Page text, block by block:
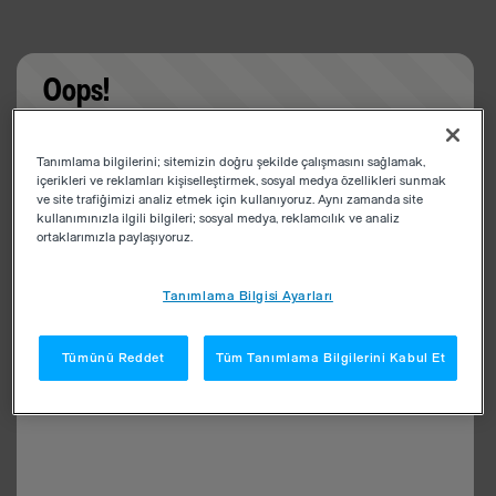
Oops!
app
Tanımlama bilgilerini; sitemizin doğru şekilde çalışmasını sağlamak,
içerikleri ve reklamları kişiselleştirmek, sosyal medya özellikleri sunmak
ve site trafiğimizi analiz etmek için kullanıyoruz. Aynı zamanda site
kullanımınızla ilgili bilgileri; sosyal medya, reklamcılık ve analiz
ortaklarımızla paylaşıyoruz.
Tanımlama Bilgisi Ayarları
Tümünü Reddet Tüm Tanımlama Bilgilerini Kabul Et